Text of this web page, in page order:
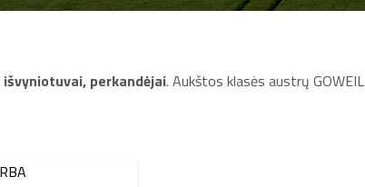
išvyniotuvai, perkandėjai. Aukštos klasės austrų GOWEIL